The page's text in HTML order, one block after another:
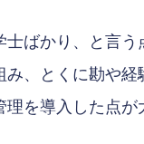
ばかり、と言
、とくに勘や
を導入した点が